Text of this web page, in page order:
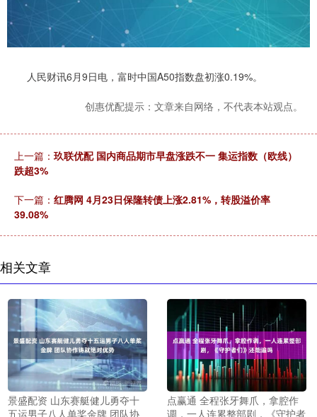
人民财讯6月9日电，富时中国A50指数盘初涨0.19%。
创惠优配提示：文章来自网络，不代表本站观点。
上一篇： 玖联优配 国内商品期市早盘涨跌不一 集运指数（欧线）
跌超3%
下一篇： 红腾网 4月23日保隆转债上涨2.81%，转股溢价率
39.08%
相关文章
景盛配资 山东赛艇健儿勇夺十
五运男子八人单桨金牌 团队协
点赢通 全程张牙舞爪，拿腔作
调，一人连累整部剧，《守护者